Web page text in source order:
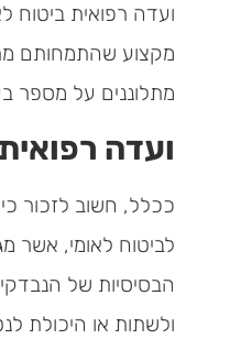
ועדה רפואית ביטוח
מקצוע שהתמחותם
מתלוננים על מספר
ועדה
ככלל, חשוב לזכור
לביטוח לאומי, אשר
הבסיסיות של
ולשתות או היכולת